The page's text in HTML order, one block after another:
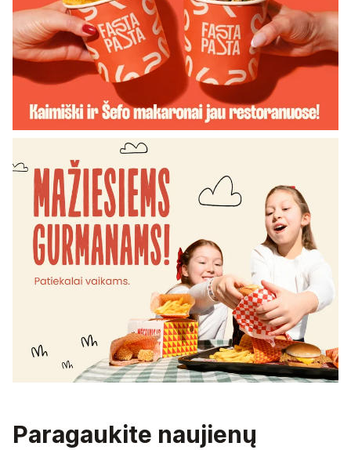
Paragaukite naujienų